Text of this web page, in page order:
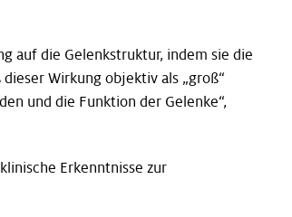
auf die Gelenkstruktur, indem sie die
Wirkung objektiv als „groß“
und die Funktion der Gelenke“,
Erkenntnisse zur